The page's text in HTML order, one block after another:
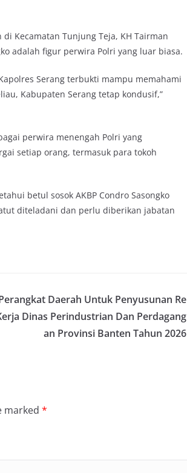
Kecamatan Tunjung Teja, KH Tairman
adalah figur perwira Polri yang luar biasa.
Serang terbukti mampu memahami
Kabupaten Serang tetap kondusif,”
perwira menengah Polri yang
setiap orang, termasuk para tokoh
betul sosok AKBP Condro Sasongko
diteladani dan perlu diberikan jabatan
Daerah Untuk Penyusunan Re
Dinas Perindustrian Dan Perdagang
an Provinsi Banten Tahun 2026
marked *